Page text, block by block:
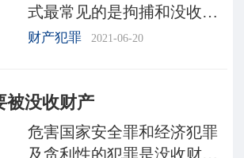
式最常见的是拘捕和没收财
产，没收财产是强制将犯罪
一种刑罚方法。没收财产可
以独立适用，也可以附
财产犯罪 2021-06-20
被没收财产
危害国家安全罪和经济犯罪
及贪利性的犯罪是没收财产